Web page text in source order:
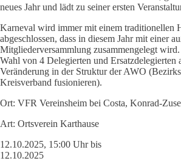
neues Jahr und lädt zu seiner ersten
Karneval wird immer mit einem traditionellen
abgeschlossen, dass in diesem Jahr mit einer
Mitgliederversammlung zusammengelegt
Wahl von 4 Delegierten und Ersatzdelegierten
Veränderung in der Struktur der AWO
Kreisverband fusionieren).
Ort: VFR Vereinsheim bei Costa, Konrad-
Art: Ortsverein Karthause
12.10.2025, 15:00 Uhr bis
12.10.2025